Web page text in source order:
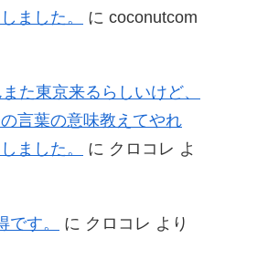
ました。
に coconutcom
また東京来るらしいけど、
言葉の意味教えてやれ
ました。
に クロコレ よ
です。 に クロコレ より